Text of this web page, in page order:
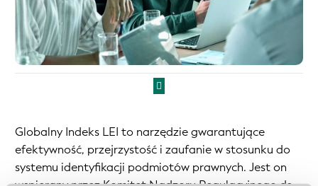
Globalny Indeks LEI to narzędzie gwarantujące
efektywność, przejrzystość i zaufanie w stosunku do
systemu identyfikacji podmiotów prawnych. Jest on